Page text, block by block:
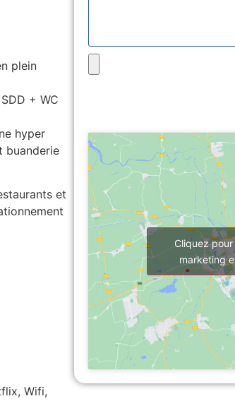
plein
+ WC
hyper
buanderie
et
Wifi,
Cliquez
marketing